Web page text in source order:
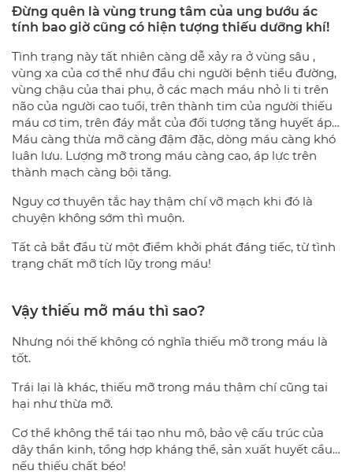
Đừng quên là vùng trung tâm của ung bướu ác
tính bao giờ cũng có hiện tượng thiếu dưỡng khí!
Tình trạng này tất nhiên càng dễ xảy ra ở vùng sâu ,
vùng xa của cơ thể như đầu chi người bệnh tiểu đường,
vùng chậu của thai phụ, ở các mạch máu nhỏ li ti trên
não của người cao tuổi, trên thành tim của người thiếu
máu cơ tim, trên đáy mắt của đối tượng tăng huyết áp…
Máu càng thừa mỡ càng đậm đặc, dòng máu càng khó
luân lưu. Lượng mỡ trong máu càng cao, áp lực trên
thành mạch càng bội tăng.
Nguy cơ thuyên tắc hay thậm chí vỡ mạch khi đó là
chuyện không sớm thì muộn.
Tất cả bắt đầu từ một điểm khởi phát đáng tiếc, từ tình
trạng chất mỡ tích lũy trong máu!
Vậy thiếu mỡ máu thì sao?
Nhưng nói thế không có nghĩa thiếu mỡ trong máu là
tốt.
Trái lại là khác, thiếu mỡ trong máu thậm chí cũng tai
hại như thừa mỡ.
Cơ thể không thể tái tạo nhu mô, bảo vệ cấu trúc của
dây thần kinh, tổng hợp kháng thể, sản xuất huyết cầu…
nếu thiếu chất béo!